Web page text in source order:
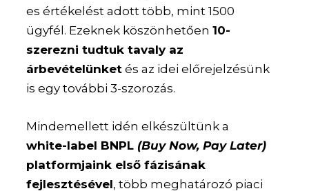
es értékelést adott több, mint 1500
ügyfél. Ezeknek köszönhetően10-
szerezni tudtuk tavaly az
árbevételünket és az idei előrejelzésünk
is egy további 3-szorozás.
Mindemellett idén elkészültünk a
white-label BNPL (Buy Now, Pay Later)
platformjaink első fázisának
fejlesztésével, több meghatározó piaci